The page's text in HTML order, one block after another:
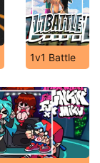
1v1 Battle